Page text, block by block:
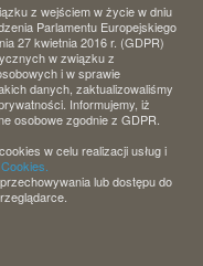
z wejściem w życie w dniu
Parlamentu Europejskiego
27 kwietnia 2016 r. (GDPR)
w związku z
i w sprawie
danych, zaktualizowaliśmy
Informujemy, iż
osobowe zgodnie z GDPR.
w celu realizacji usług i
lub dostępu do